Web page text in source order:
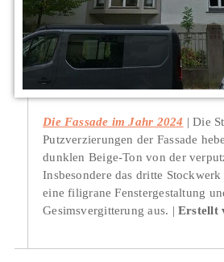
Die Fassade im Jahr 2024
Die
Putzverzierungen der Fassade
dunklen Beige-Ton von der
Insbesondere das dritte
eine filigrane Fenstergestaltung
Gesimsvergitterung aus.
Erstellt